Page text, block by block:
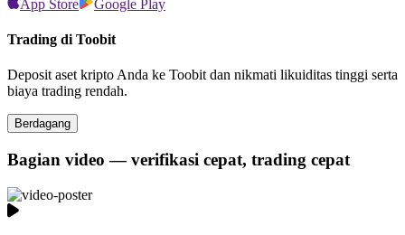
App Store Google Play
Trading di Toobit
Deposit aset kripto Anda ke Toobit dan nikmati likuiditas tinggi serta
biaya trading rendah.
Berdagang
Bagian video — verifikasi cepat, trading cepat